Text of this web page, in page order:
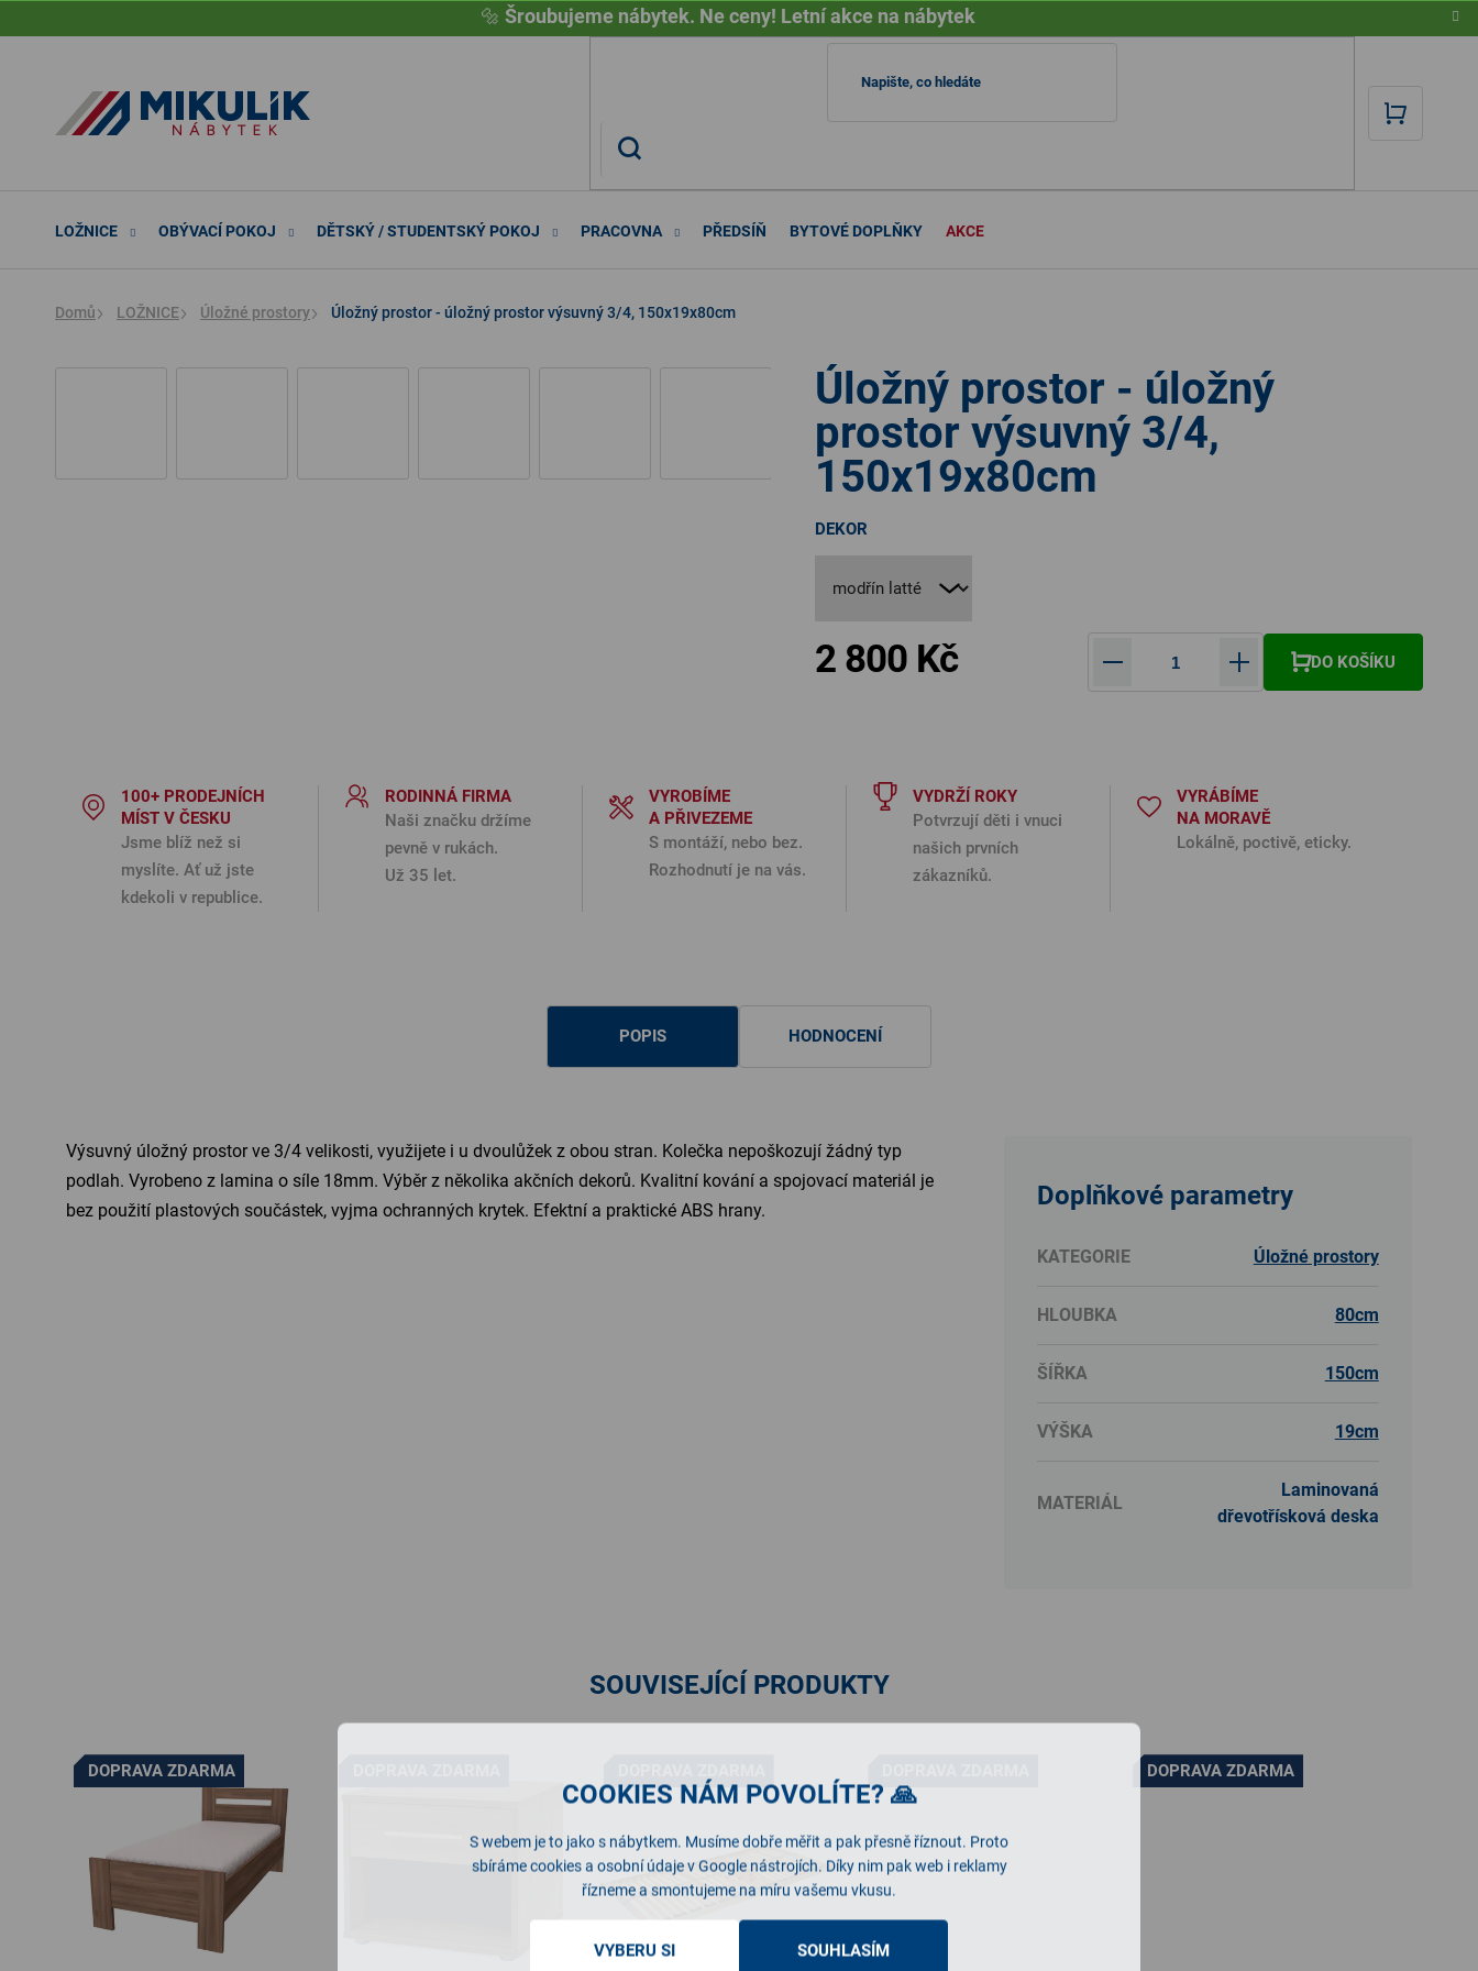
COOKIES NÁM POVOLÍTE? 🙏
S webem je to jako s nábytkem. Musíme dobře měřit a pak přesně říznout. Proto
sbíráme cookies a osobní údaje v Google nástrojích. Díky nim pak web i reklamy
řízneme a smontujeme na míru vašemu vkusu.
VYBERU SI SOUHLASÍM
na
🔩 Šroubujeme nábytek. Ne ceny! Letní akce na nábytek
LOŽNICE OBÝVACÍ POKOJ DĚTSKÝ / STUDENTSKÝ POKOJ PRACOVNA PŘEDSÍŇ BYTOVÉ DOPLŇKY AKCE
Domů LOŽNICE Úložné prostory Úložný prostor - úložný prostor výsuvný 3/4, 150x19x80cm
Úložný prostor - úložný
prostor výsuvný 3/4,
150x19x80cm
DEKOR
2 800 Kč DO KOŠÍKU
100+ PRODEJNÍCH
MÍST V ČESKU
Jsme blíž než si
myslíte. Ať už jste
kdekoli v republice.
RODINNÁ FIRMA
Naši značku držíme
pevně v rukách.
Už 35 let.
VYROBÍME
A PŘIVEZEME
S montáží, nebo bez.
Rozhodnutí je na vás.
VYDRŽÍ ROKY
Potvrzují děti i vnuci
našich prvních
zákazníků.
VYRÁBÍME
NA MORAVĚ
Lokálně, poctivě, eticky.
POPIS HODNOCENÍ
Výsuvný úložný prostor ve 3/4 velikosti, využijete i u dvoulůžek z obou stran. Kolečka nepoškozují žádný typ
podlah. Vyrobeno z lamina o síle 18mm. Výběr z několika akčních dekorů. Kvalitní kování a spojovací materiál je
bez použití plastových součástek, vyjma ochranných krytek. Efektní a praktické ABS hrany.
Doplňkové parametry
KATEGORIE Úložné prostory
HLOUBKA 80cm
ŠÍŘKA 150cm
VÝŠKA 19cm
MATERIÁL
Laminovaná
dřevotřísková deska
SOUVISEJÍCÍ PRODUKTY
DOPRAVA ZDARMA DOPRAVA ZDARMA